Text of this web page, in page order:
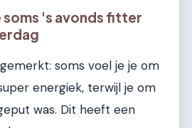
soms 's avonds fitter
soms voel je je om
energiek, terwijl je om
was. Dit heeft een